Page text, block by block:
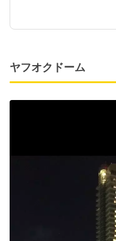
ヤフオクドーム